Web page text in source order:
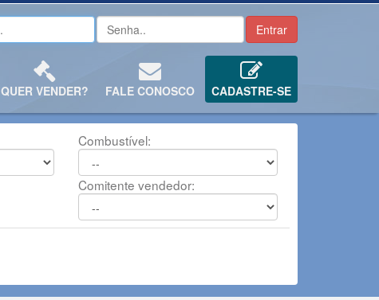
QUER VENDER? FALE CONOSCO CADASTRE-SE
Combustível:
Comitente vendedor: